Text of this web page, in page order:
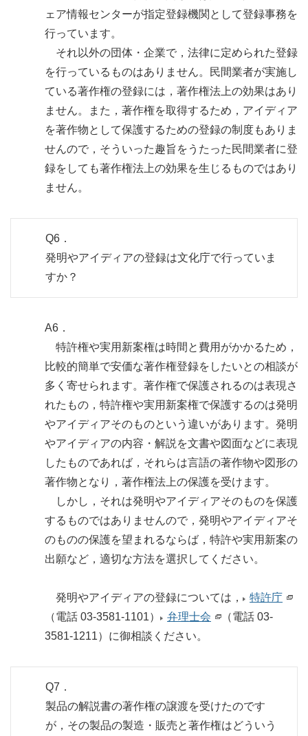
ェア情報センターが指定登録機関として登録事務を
行っています。
それ以外の団体・企業で，法律に定められた登録
を行っているものはありません。民間業者が実施し
ている著作権の登録には，著作権法上の効果はあり
ません。また，著作権を取得するため，アイディア
を著作物として保護するための登録の制度もありま
せんので，そういった趣旨をうたった民間業者に登
録をしても著作権法上の効果を生じるものではあり
ません。
Q6．
発明やアイディアの登録は文化庁で行っていま
すか？
A6．
特許権や実用新案権は時間と費用がかかるため，
比較的簡単で安価な著作権登録をしたいとの相談が
多く寄せられます。著作権で保護されるのは表現さ
れたもの，特許権や実用新案権で保護するのは発明
やアイディアそのものという違いがあります。発明
やアイディアの内容・解説を文書や図面などに表現
したものであれば，それらは言語の著作物や図形の
著作物となり，著作権法上の保護を受けます。
しかし，それは発明やアイディアそのものを保護
するものではありませんので，発明やアイディアそ
のものの保護を望まれるならば，特許や実用新案の
出願など，適切な方法を選択してください。
発明やアイディアの登録については，
特許庁
（電話 03-3581-1101）
弁理士会
（電話 03-
3581-1211）に御相談ください。
Q7．
製品の解説書の著作権の譲渡を受けたのです
が，その製品の製造・販売と著作権はどういう